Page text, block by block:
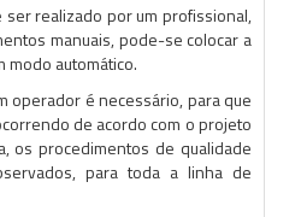
realizado por um profissional,
manuais, pode-se colocar a
modo automático.
operador é necessário, para que
de acordo com o projeto
os procedimentos de qualidade
para toda a linha de